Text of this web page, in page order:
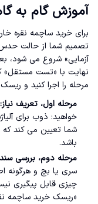
آموزش گام به
برای خرید ساچمه نقره
تصمیم شما از حالت حدس
آزمایی» شروع می شود،
نهایت با «تست مستقل»
مرحله را اجرا کنید و
مرحله اول، تعریف نیاز:
خواهید: ذوب برای
شما تعیین می کند
باشد.
مرحله دوم، بررسی
سری یا بچ و هرگونه
چیزی قابل پیگیری
«ریسک خرید ساچمه